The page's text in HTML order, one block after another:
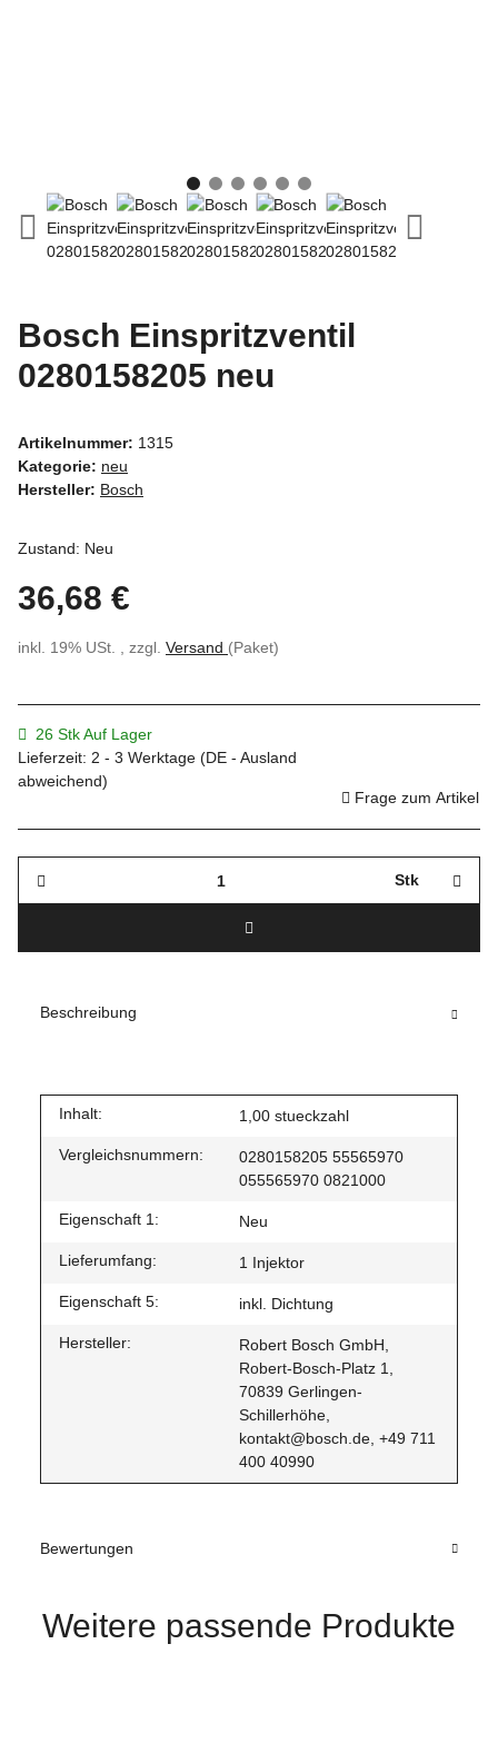
Bosch Einspritzventil
0280158205 neu
Artikelnummer: 1315
Kategorie: neu
Hersteller: Bosch
Zustand: Neu
36,68 €
inkl. 19% USt. , zzgl. Versand (Paket)
26 Stk Auf Lager
Lieferzeit: 2 - 3 Werktage (DE - Ausland
abweichend)
Frage zum Artikel
Stk
Beschreibung
Inhalt: 1,00 stueckzahl
Vergleichsnummern:
0280158205 55565970
055565970 0821000
Eigenschaft 1: Neu
Lieferumfang: 1 Injektor
Eigenschaft 5: inkl. Dichtung
Hersteller:
Robert Bosch GmbH,
Robert-Bosch-Platz 1,
70839 Gerlingen-
Schillerhöhe,
kontakt@bosch.de, +49 711
400 40990
Bewertungen
Weitere passende Produkte